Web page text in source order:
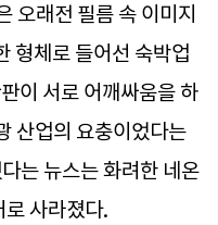
오래전 필름 속 이미지
형체로 들어선 숙박업
이 서로 어깨싸움을 하
산업의 요충이었다는
는 뉴스는 화려한 네온
사라졌다.